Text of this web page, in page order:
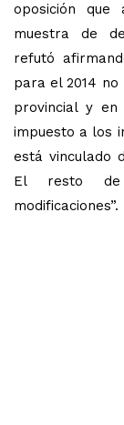
oposición que
muestra de
refutó
para el 2014
provincial y en
impuesto a los
está vinculado
El resto de
modificaciones”.